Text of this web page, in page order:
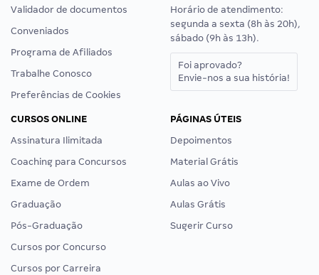
Validador de documentos
Conveniados
Programa de Afiliados
Trabalhe Conosco
Preferências de Cookies
Horário de atendimento:
segunda a sexta (8h às 20h),
sábado (9h às 13h).
Foi aprovado?
Envie-nos a sua história!
CURSOS ONLINE
Assinatura Ilimitada
Coaching para Concursos
Exame de Ordem
Graduação
Pós-Graduação
Cursos por Concurso
Cursos por Carreira
PÁGINAS ÚTEIS
Depoimentos
Material Grátis
Aulas ao Vivo
Aulas Grátis
Sugerir Curso